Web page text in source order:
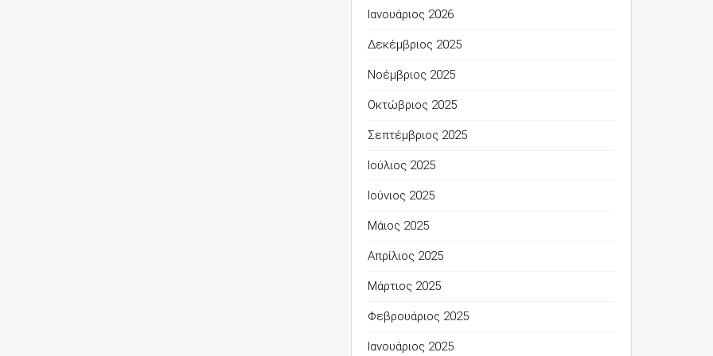
Ιανουάριος 2026
Δεκέμβριος 2025
Νοέμβριος 2025
Οκτώβριος 2025
Σεπτέμβριος 2025
Ιούλιος 2025
Ιούνιος 2025
Μάιος 2025
Απρίλιος 2025
Μάρτιος 2025
Φεβρουάριος 2025
Ιανουάριος 2025